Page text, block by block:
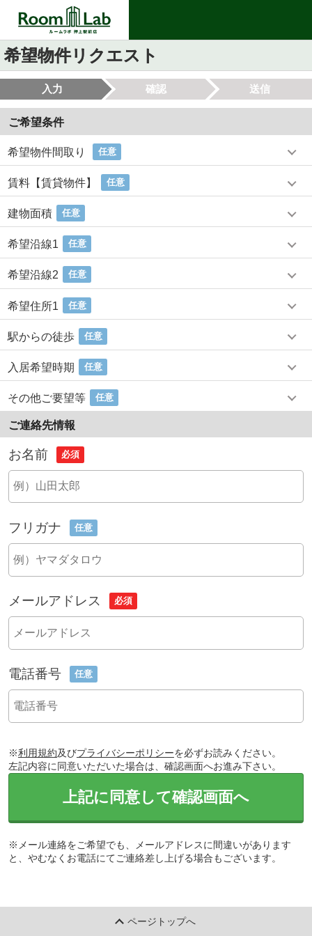
希望物件リクエスト
入力 確認 送信
ご希望条件
希望物件間取り 任意
賃料【賃貸物件】 任意
建物面積 任意
希望沿線1 任意
希望沿線2 任意
希望住所1 任意
駅からの徒歩 任意
入居希望時期 任意
その他ご要望等 任意
ご連絡先情報
お名前 必須
フリガナ 任意
メールアドレス 必須
電話番号 任意
※利用規約及びプライバシーポリシーを必ずお読みください。
左記内容に同意いただいた場合は、確認画面へお進み下さい。
上記に同意して確認画面へ
※メール連絡をご希望でも、メールアドレスに間違いがあります
と、やむなくお電話にてご連絡差し上げる場合もございます。
ページトップへ